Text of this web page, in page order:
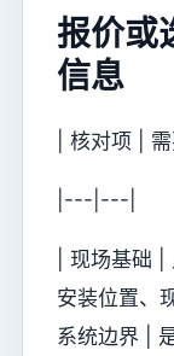
报价或
信息
| 核对项 |
|---|---|
| 现场基础
安装位置、
系统边界 |